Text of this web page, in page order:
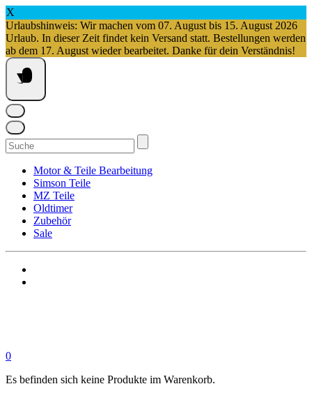
X
Urlaubshinweis: Wir machen vom 07. August bis 15. August 2026
Urlaub. In dieser Zeit findet kein Versand statt. Bestellungen werden
ab dem 17. August wieder bearbeitet. Danke für dein Verständnis!
Springe
zum
Inhalt
Suchen
nach:
Motor & Teile Bearbeitung
Simson Teile
MZ Teile
Oldtimer
Zubehör
Sale
0
Es befinden sich keine Produkte im Warenkorb.